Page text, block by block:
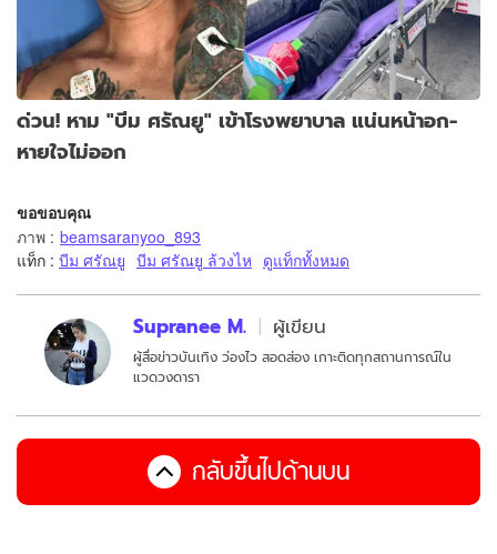
ด่วน! หาม "บีม ศรัณยู" เข้าโรงพยาบาล แน่นหน้าอก-
หายใจไม่ออก
ขอขอบคุณ
ภาพ : beamsaranyoo_893
แท็ก : บีม ศรัณยู บีม ศรัณยู ล้วงไห ดูแท็กทั้งหมด
Supranee M. ผู้เขียน
ผู้สื่อข่าวบันเทิง ว่องไว สอดส่อง เกาะติดทุกสถานการณ์ใน
แวดวงดารา
กลับขึ้นไปด้านบน